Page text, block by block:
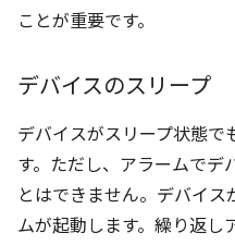
ことが重要です。
デバイスのスリープ
デバイスがスリープ状態で
す。ただし、アラームでデ
とはできません。デバイス
ムが起動します。繰り返し